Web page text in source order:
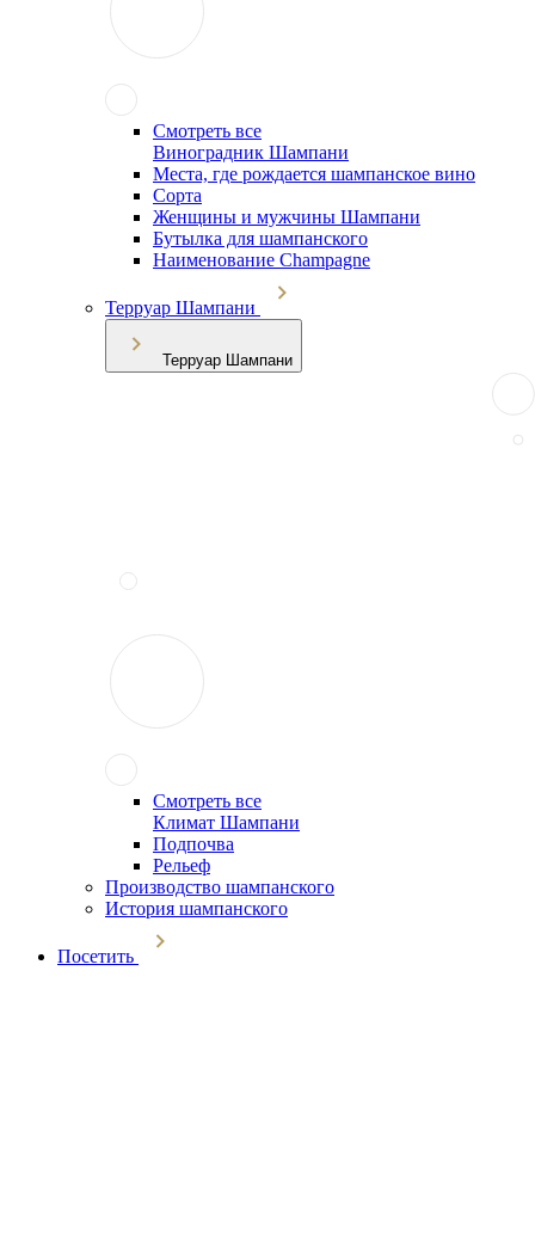
Смотреть все
Виноградник Шампани
Места, где рождается шампанское вино
Сорта
Женщины и мужчины Шампани
Бутылка для шампанского
Наименование Champagne
Терруар Шампани
Терруар Шампани
Смотреть все
Климат Шампани
Подпочва
Рельеф
Производство шампанского
История шампанского
Посетить